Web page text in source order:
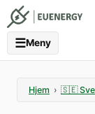
☰Meny
Hjem › 🇸🇪